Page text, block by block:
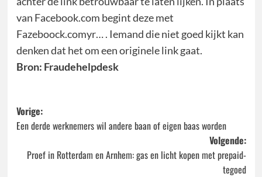
van Facebook.com begint deze met
Fazeboock.comyr… . Iemand die niet goed kijkt kan
denken dat het om een originele link gaat.
Bron: Fraudehelpdesk
Bericht
navigatie
Vorige:
Een derde werknemers wil andere baan of eigen baas worden
Volgende:
Proef in Rotterdam en Arnhem: gas en licht kopen met prepaid-
tegoed